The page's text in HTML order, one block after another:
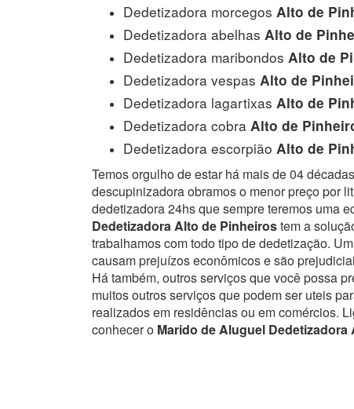
Dedetizadora morcegos Alto de
Dedetizadora abelhas Alto de
Dedetizadora maribondos Alto de
Dedetizadora vespas Alto de
Dedetizadora lagartixas Alto de
Dedetizadora cobra Alto de
Dedetizadora escorpião Alto de
Temos orgulho de estar há mais de 04
descupinizadora obramos o menor preço por
dedetizadora 24hs que sempre teremos uma
Dedetizadora Alto de Pinheirostem a
trabalhamos com todo tipo de dedetização.
causam prejuízos econômicos e são
Há também, outros serviços que você possa
muitos outros serviços que podem ser uteis
realizados em residências ou em comércios.
conhecer o Marido de Aluguel